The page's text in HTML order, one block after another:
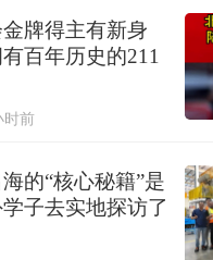
牌得主有新身
百年历史的211
时前
的“核心秘籍”是
子去实地探访了